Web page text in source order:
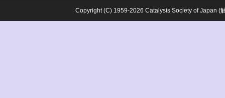
Copyright (C) 1959-2026 Catalysis Society of Japan (